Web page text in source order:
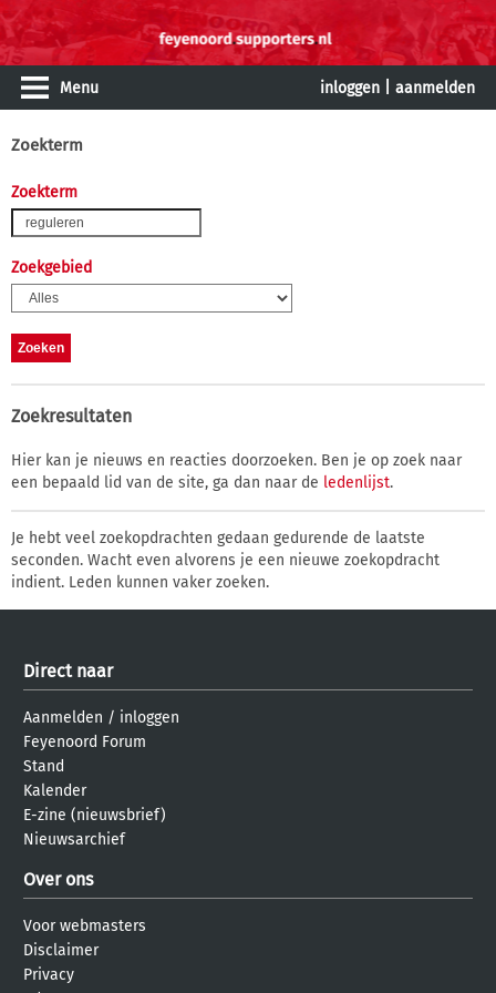
Menu inloggen aanmelden
Zoekterm
Zoekterm
Zoekgebied
Zoekresultaten
Hier kan je nieuws en reacties doorzoeken. Ben je op zoek naar
een bepaald lid van de site, ga dan naar de ledenlijst.
Je hebt veel zoekopdrachten gedaan gedurende de laatste
seconden. Wacht even alvorens je een nieuwe zoekopdracht
indient. Leden kunnen vaker zoeken.
Direct naar
Aanmelden / inloggen
Feyenoord Forum
Stand
Kalender
E-zine (nieuwsbrief)
Nieuwsarchief
Over ons
Voor webmasters
Disclaimer
Privacy